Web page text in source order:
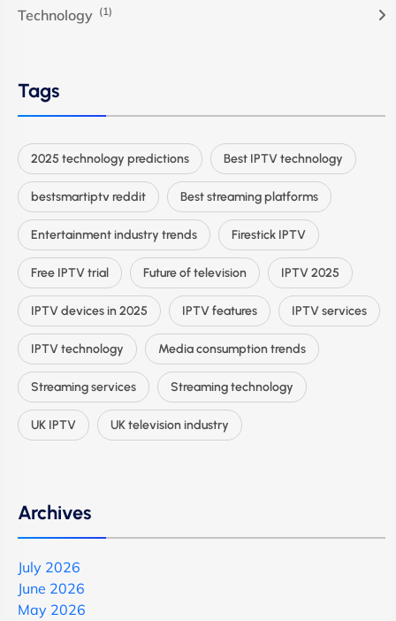
Technology (1)
Tags
2025 technology predictions Best IPTV technology
bestsmartiptv reddit Best streaming platforms
Entertainment industry trends Firestick IPTV
Free IPTV trial Future of television IPTV 2025
IPTV devices in 2025 IPTV features IPTV services
IPTV technology Media consumption trends
Streaming services Streaming technology
UK IPTV UK television industry
Archives
July 2026
June 2026
May 2026